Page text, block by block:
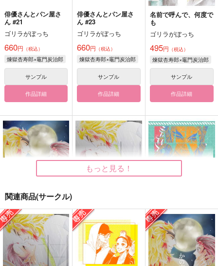
俳優さんとパン屋さ
ん #21
ゴリラがぼっち
660円 （税込）
煉獄杏寿郎×竈門炭治郎
サンプル
作品詳細
俳優さんとパン屋さ
ん #23
ゴリラがぼっち
660円 （税込）
煉獄杏寿郎×竈門炭治郎
サンプル
作品詳細
名前で呼んで、何度で
も
ゴリラがぼっち
495円 （税込）
煉獄杏寿郎×竈門炭治郎
サンプル
作品詳細
かの文豪、こう訳す
ゴリラがぼっち
495円（税込）
煉獄杏寿郎×竈門炭治郎
甘雨
ゴリラがぼっち
660円（税込）
煉獄杏寿郎×竈門炭治郎
EVERYDAY RENTAN
ぼっかけ
990円（税込）
煉獄杏寿郎×竈門炭治郎
もっと見る！
関連商品(サークル)